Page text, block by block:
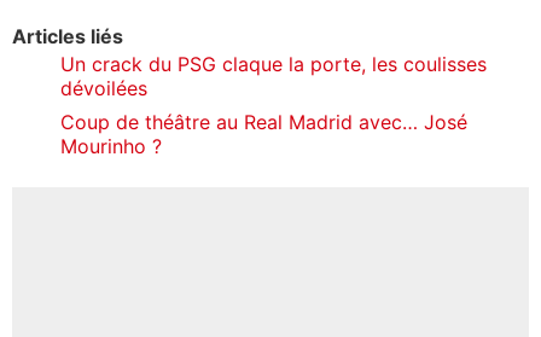
Articles liés
Un crack du PSG claque la porte, les coulisses
dévoilées
Coup de théâtre au Real Madrid avec… José
Mourinho ?